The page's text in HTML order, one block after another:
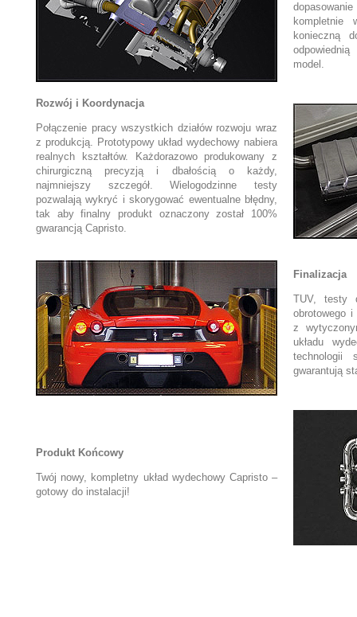
kompletnie
konieczną
model.
Rozwój i Koordynacja
Połączenie pracy wszystkich działów rozwoju wraz
z produkcją. Prototypowy układ wydechowy nabiera
realnych kształtów. Każdorazowo produkowany z
chirurgiczną precyzją i dbałością o każdy,
najmniejszy szczegół. Wielogodzinne testy
pozwalają wykryć i skorygować ewentualne błędny,
tak aby finalny produkt oznaczony został 100%
gwarancją Capristo.
Finalizacja
TUV, testy
obrotowego
z
układu
technologii
gwarantują
Produkt Końcowy
Twój nowy, kompletny układ wydechowy Capristo –
gotowy do instalacji!